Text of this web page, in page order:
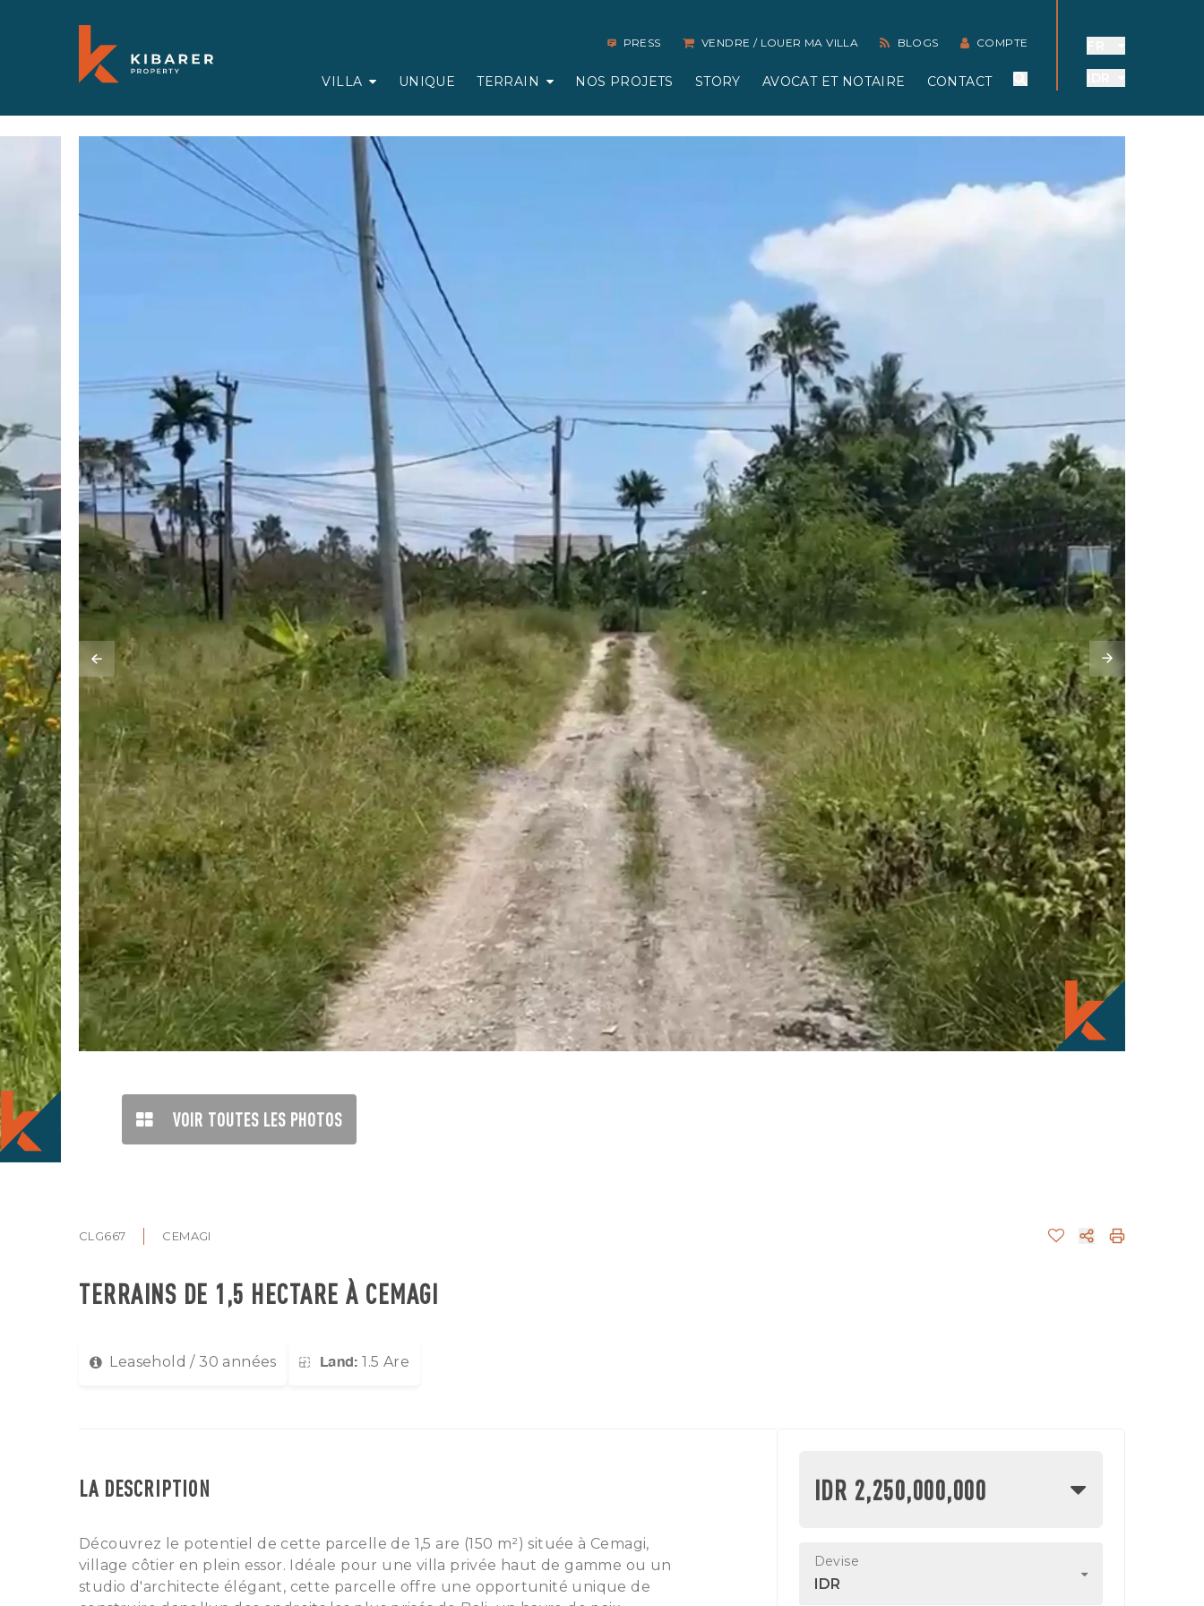
PRESS VENDRE / LOUER MA VILLA BLOGS COMPTE
VILLA UNIQUE TERRAIN NOS PROJETS STORY AVOCAT ET NOTAIRE CONTACT
VOIR TOUTES LES PHOTOS
CLG667 CEMAGI
TERRAINS DE 1,5 HECTARE À CEMAGI
Leasehold / 30 années Land: 1.5 Are
LA DESCRIPTION
Découvrez le potentiel de cette parcelle de 1,5 are (150 m²) située à Cemagi,
village côtier en plein essor. Idéale pour une villa privée haut de gamme ou un
studio d'architecte élégant, cette parcelle offre une opportunité unique de
IDR 2,250,000,000
Devise
IDR